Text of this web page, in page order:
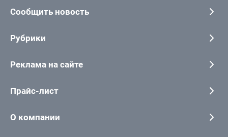
Сообщить новость
Рубрики
Реклама на сайте
Прайс-лист
О компании